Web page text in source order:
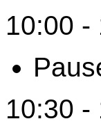
10:00 -
10:30 -